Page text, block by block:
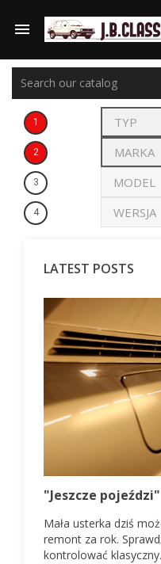

1
2
3
4
LATEST POSTS
"Jeszcze pojeździ"
Mała usterka dziś
remont za rok.
kontrolować